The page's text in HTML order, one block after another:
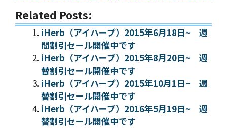
Related Posts:
iHerb（アイハーブ）2015年6月18日~ 週
間割引セール開催中です
iHerb（アイハーブ）2015年8月20日~ 週
替割引セール開催中です
iHerb（アイハーブ）2015年10月1日~ 週
替割引セール開催中です
iHerb（アイハーブ）2016年5月19日~ 週
替割引セール開催中です